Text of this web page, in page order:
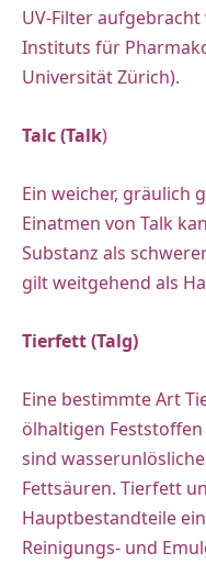
UV-Filter
Instituts für
Universität Zürich).
Talc (Talk)
Ein weicher, gräulich
Einatmen von Talk
Substanz als
gilt weitgehend als
Tierfett (Talg)
Eine bestimmte Art
ölhaltigen
sind
Fettsäuren. Tierfett
Hauptbestandteile
Reinigungs- und